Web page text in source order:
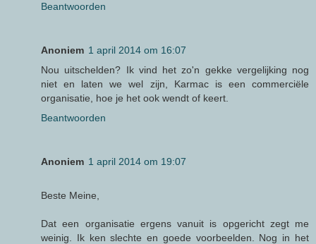
Beantwoorden
Anoniem 1 april 2014 om 16:07
Nou uitschelden? Ik vind het zo'n gekke vergelijking nog
niet en laten we wel zijn, Karmac is een commerciële
organisatie, hoe je het ook wendt of keert.
Beantwoorden
Anoniem 1 april 2014 om 19:07
Beste Meine,
Dat een organisatie ergens vanuit is opgericht zegt me
weinig. Ik ken slechte en goede voorbeelden. Nog in het